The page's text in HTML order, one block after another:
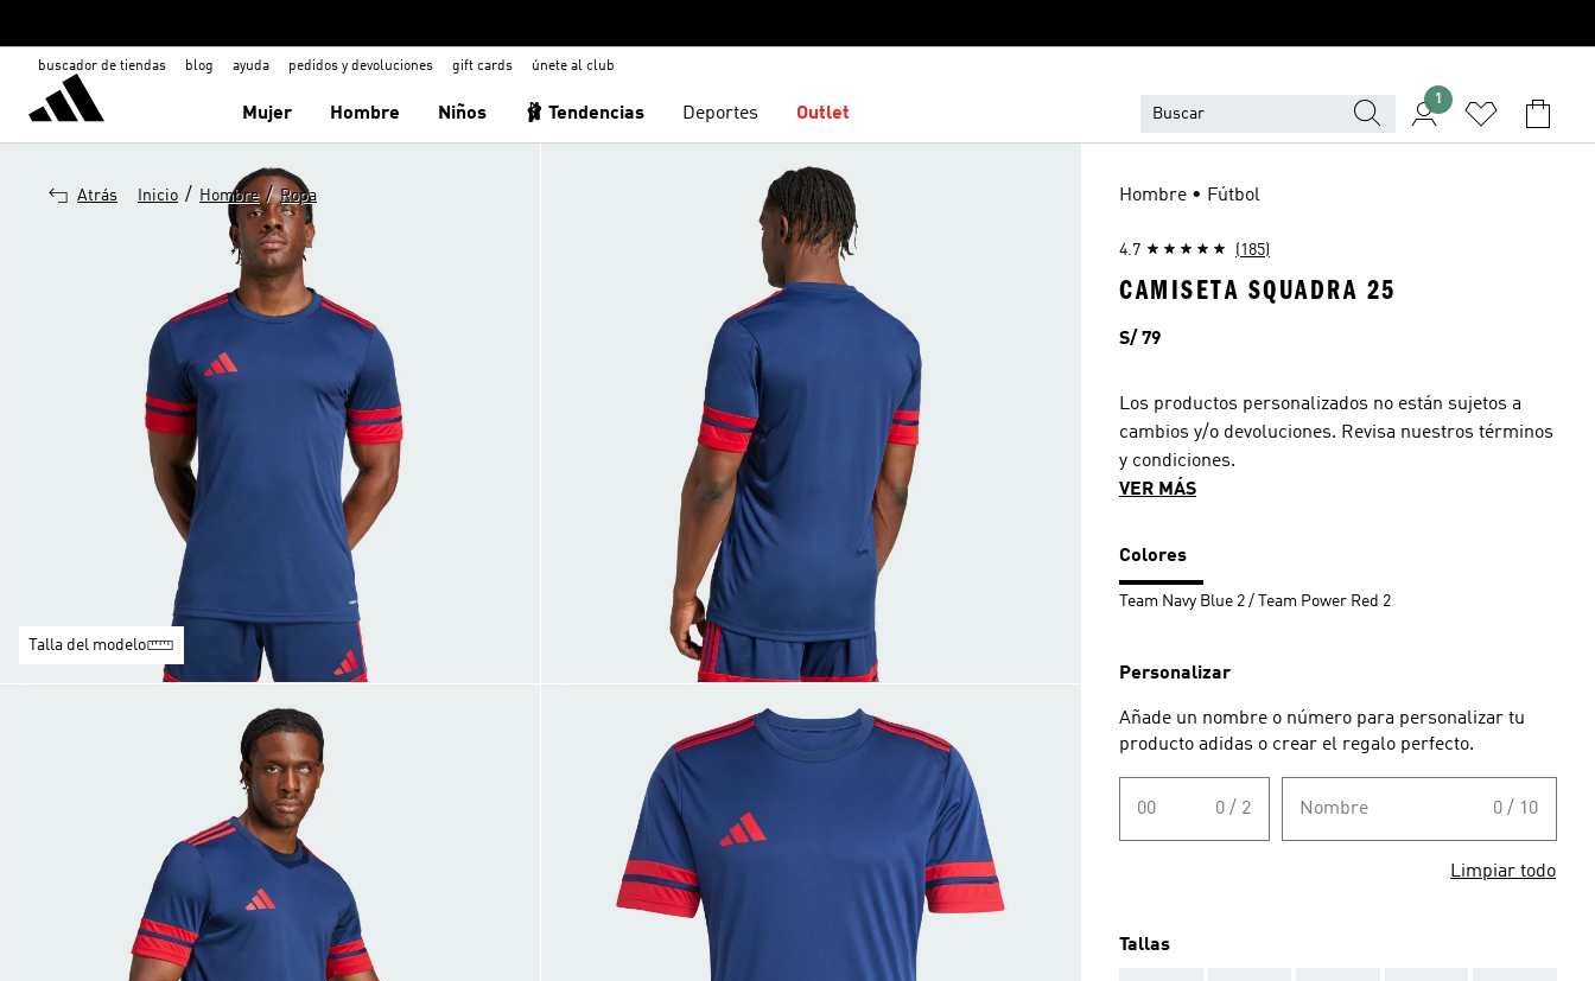
buscador de tiendas blog ayuda pedidos y devoluciones gift cards únete al club
Mujer Hombre Niños 🩰 Tendencias Deportes Outlet
1
Atrás Inicio / Hombre / Ropa
Talla del modelo
Hombre • Fútbol
4.7 (185)
CAMISETA SQUADRA 25
Precio
S/ 79
Los productos personalizados no están sujetos a
cambios y/o devoluciones. Revisa nuestros términos
y condiciones.
VER MÁS
Colores
Team Navy Blue 2 / Team Power Red 2
Personalizar
Añade un nombre o número para personalizar tu
producto adidas o crear el regalo perfecto.
00 0 / 2 Nombre 0 / 10
Limpiar todo
Tallas